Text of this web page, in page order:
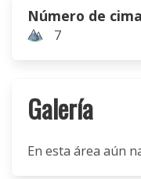
Número de
7
Galería
En esta área aún